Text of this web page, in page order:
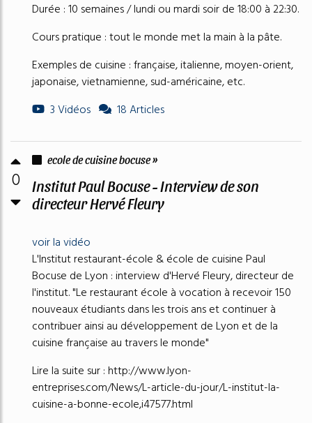
Durée : 10 semaines / lundi ou mardi soir de 18:00 à 22:30.
Cours pratique : tout le monde met la main à la pâte.
Exemples de cuisine : française, italienne, moyen-orient,
japonaise, vietnamienne, sud-américaine, etc.
3 Vidéos
18 Articles
0
ecole de cuisine bocuse »
Institut Paul Bocuse - Interview de son
directeur Hervé Fleury
voir la vidéo
L'Institut restaurant-école & école de cuisine Paul
Bocuse de Lyon : interview d'Hervé Fleury, directeur de
l'institut. "Le restaurant école à vocation à recevoir 150
nouveaux étudiants dans les trois ans et continuer à
contribuer ainsi au développement de Lyon et de la
cuisine française au travers le monde"
Lire la suite sur : http://www.lyon-
entreprises.com/News/L-article-du-jour/L-institut-la-
cuisine-a-bonne-ecole,i47577.html